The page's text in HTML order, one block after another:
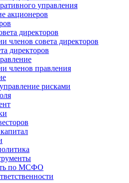
управления
акционеров
директоров
членов совета директоров
директоров
членов правления
рисками
по МСФО